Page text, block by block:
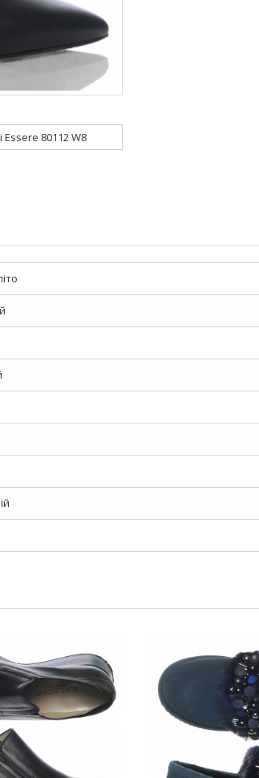
Essere 80112 W8